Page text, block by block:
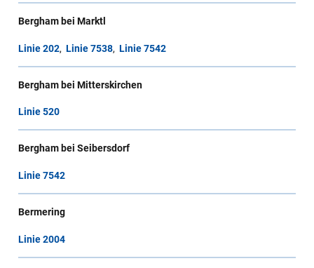
Bergham bei Marktl
Linie 202,Linie 7538,Linie 7542
Bergham bei Mitterskirchen
Linie 520
Bergham bei Seibersdorf
Linie 7542
Bermering
Linie 2004